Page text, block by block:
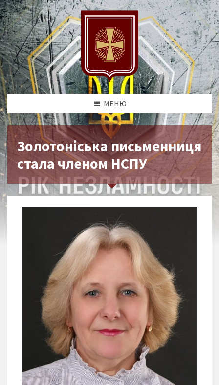
МЕНЮ
Золотоніська письменниця
стала членом НСПУ